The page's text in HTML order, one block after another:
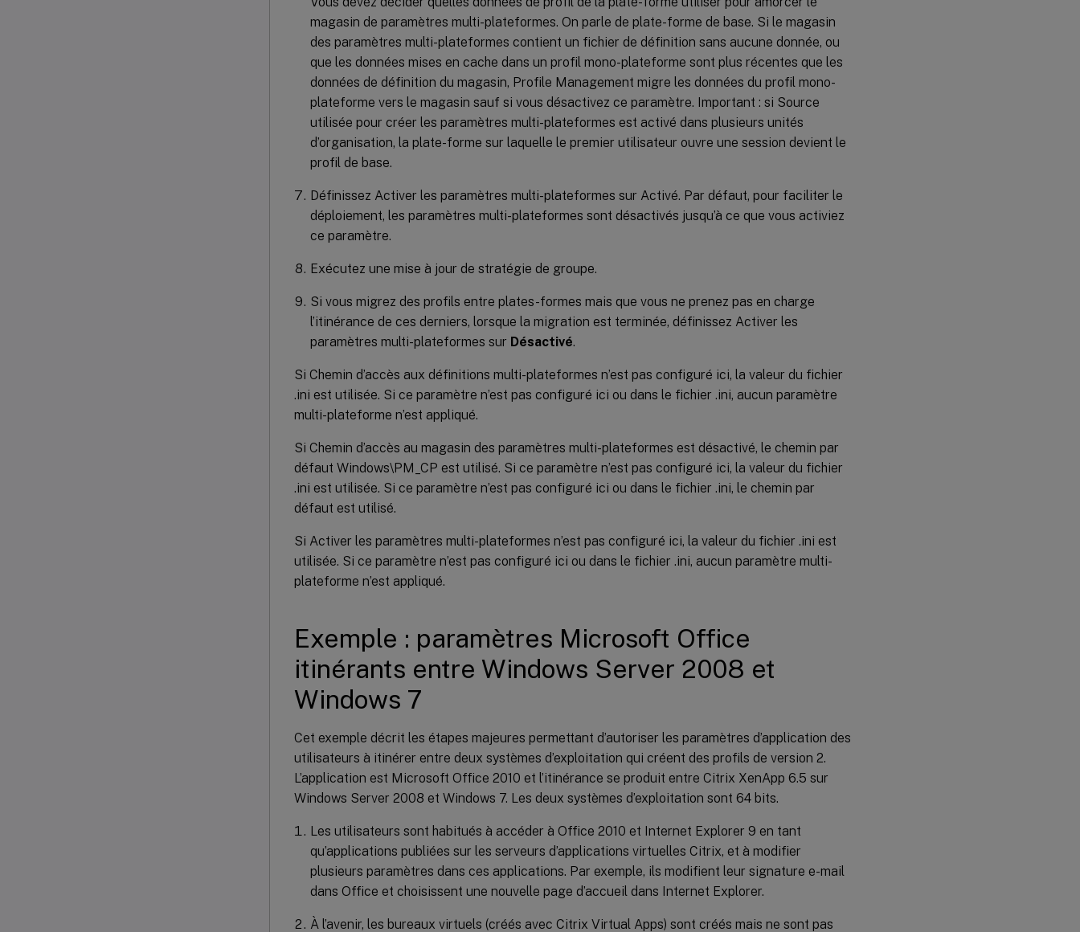
magasin de paramètres multi-plateformes. On parle de plate-forme de base. Si le magasin
des paramètres multi-plateformes contient un fichier de définition sans aucune donnée, ou
que les données mises en cache dans un profil mono-plateforme sont plus récentes que les
données de définition du magasin, Profile Management migre les données du profil mono-
plateforme vers le magasin sauf si vous désactivez ce paramètre. Important : si Source
utilisée pour créer les paramètres multi-plateformes est activé dans plusieurs unités
d’organisation, la plate-forme sur laquelle le premier utilisateur ouvre une session devient le
profil de base.
Définissez Activer les paramètres multi-plateformes sur Activé. Par défaut, pour faciliter le
déploiement, les paramètres multi-plateformes sont désactivés jusqu’à ce que vous activiez
ce paramètre.
Exécutez une mise à jour de stratégie de groupe.
Si vous migrez des profils entre plates-formes mais que vous ne prenez pas en charge
l’itinérance de ces derniers, lorsque la migration est terminée, définissez Activer les
paramètres multi-plateformes sur Désactivé.
Si Chemin d’accès aux définitions multi-plateformes n’est pas configuré ici, la valeur du fichier
.ini est utilisée. Si ce paramètre n’est pas configuré ici ou dans le fichier .ini, aucun paramètre
multi-plateforme n’est appliqué.
Si Chemin d’accès au magasin des paramètres multi-plateformes est désactivé, le chemin par
défaut Windows\PM_CP est utilisé. Si ce paramètre n’est pas configuré ici, la valeur du fichier
.ini est utilisée. Si ce paramètre n’est pas configuré ici ou dans le fichier .ini, le chemin par
défaut est utilisé.
Si Activer les paramètres multi-plateformes n’est pas configuré ici, la valeur du fichier .ini est
utilisée. Si ce paramètre n’est pas configuré ici ou dans le fichier .ini, aucun paramètre multi-
plateforme n’est appliqué.
Exemple : paramètres Microsoft Office
itinérants entre Windows Server 2008 et
Windows 7
Cet exemple décrit les étapes majeures permettant d’autoriser les paramètres d’application des
utilisateurs à itinérer entre deux systèmes d’exploitation qui créent des profils de version 2.
L’application est Microsoft Office 2010 et l’itinérance se produit entre Citrix XenApp 6.5 sur
Windows Server 2008 et Windows 7. Les deux systèmes d’exploitation sont 64 bits.
Les utilisateurs sont habitués à accéder à Office 2010 et Internet Explorer 9 en tant
qu’applications publiées sur les serveurs d’applications virtuelles Citrix, et à modifier
plusieurs paramètres dans ces applications. Par exemple, ils modifient leur signature e-mail
dans Office et choisissent une nouvelle page d’accueil dans Internet Explorer.
À l’avenir, les bureaux virtuels (créés avec Citrix Virtual Apps) sont créés mais ne sont pas